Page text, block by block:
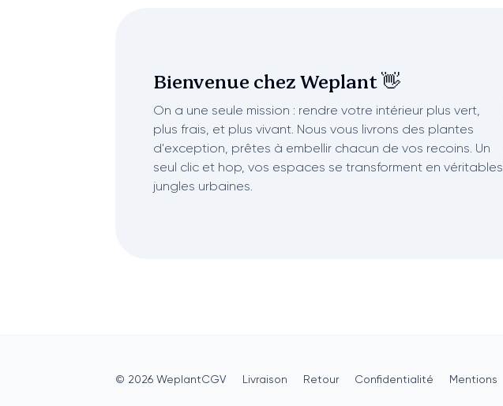
Bienvenue chez Weplant 👋
On a une seule mission : rendre votre intérieur plus vert,
plus frais, et plus vivant. Nous vous livrons des plantes
d'exception, prêtes à embellir chacun de vos recoins. Un
seul clic et hop, vos espaces se transforment en véritables
jungles urbaines.
© 2026 WeplantCGV Livraison Retour Confidentialité Mentions